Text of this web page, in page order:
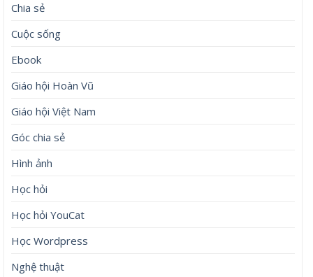
Chia sẻ
Cuộc sống
Ebook
Giáo hội Hoàn Vũ
Giáo hội Việt Nam
Góc chia sẻ
Hình ảnh
Học hỏi
Học hỏi YouCat
Học Wordpress
Nghệ thuật